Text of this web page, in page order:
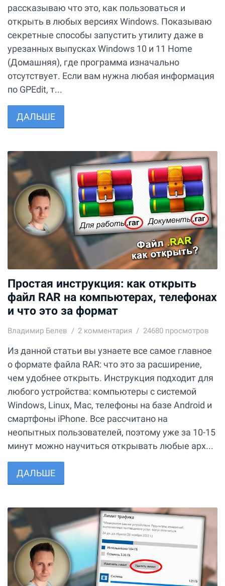
рассказываю что это, как пользоваться и
открыть в любых версиях Windows. Показываю
секретные способы запустить утилиту даже в
урезанных выпусках Windows 10 и 11 Home
(Домашняя), где программа изначально
отсутствует. Если вам нужна любая информация
по GPEdit, т...
ДАЛЬШЕ
Простая инструкция: как открыть
файл RAR на компьютерах, телефонах
и что это за формат
Владимир Белев 2 комментария 24680 просмотров
Из данной статьи вы узнаете все самое главное
о формате файла RAR: что это за расширение,
чем удобнее открыть. Инструкция подходит для
любого устройства: компьютеры с системой
Windows, Linux, Mac, телефоны на базе Android и
смартфоны iPhone. Все рассчитано на
неопытных пользователей, поэтому уже за 10-15
минут можно научиться открывать любые арх...
ДАЛЬШЕ